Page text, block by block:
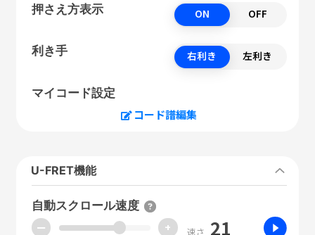
押さえ方表示 ON OFF
利き手 右利き 左利き
マイコード設定
コード譜編集
U-FRET機能
自動スクロール速度
ー + 速さ 21